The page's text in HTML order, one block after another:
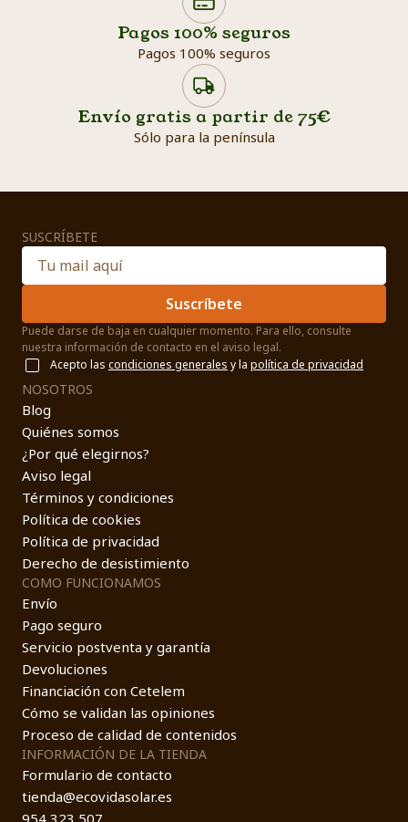
Pagos 100% seguros
Pagos 100% seguros
Envío gratis a partir de 75€
Sólo para la península
SUSCRÍBETE
Suscríbete
Puede darse de baja en cualquier momento. Para ello, consulte
nuestra información de contacto en el aviso legal.
Acepto las condiciones generales y la política de privacidad
NOSOTROS
Blog
Quiénes somos
¿Por qué elegirnos?
Aviso legal
Términos y condiciones
Política de cookies
Política de privacidad
Derecho de desistimiento
COMO FUNCIONAMOS
Envío
Pago seguro
Servicio postventa y garantía
Devoluciones
Financiación con Cetelem
Cómo se validan las opiniones
Proceso de calidad de contenidos
INFORMACIÓN DE LA TIENDA
Formulario de contacto
tienda@ecovidasolar.es
954 323 507